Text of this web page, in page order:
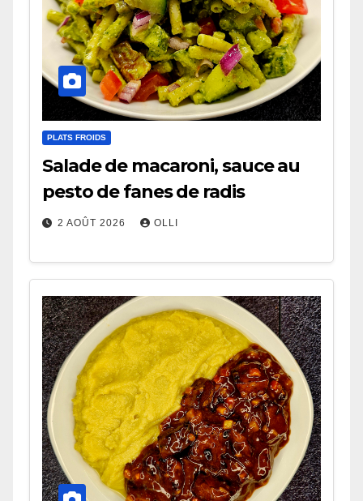
PLATS FROIDS
Salade de macaroni, sauce au
pesto de fanes de radis
2 AOÛT 2026 OLLI